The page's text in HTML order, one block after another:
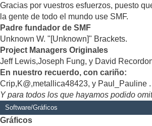
Gracias por vuestros esfuerzos, puesto
la gente de todo el mundo use SMF.
Padre fundador de SMF
Unknown W. "[Unknown]" Brackets.
Project Managers Originales
Jeff Lewis,Joseph Fung, y David
En nuestro recuerdo, con cariño:
Crip,K@,metallica48423, y Paul_Pauline .
Y para todos los que hayamos podido
Software/Gráficos
Gráficos